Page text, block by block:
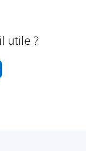
utile ?